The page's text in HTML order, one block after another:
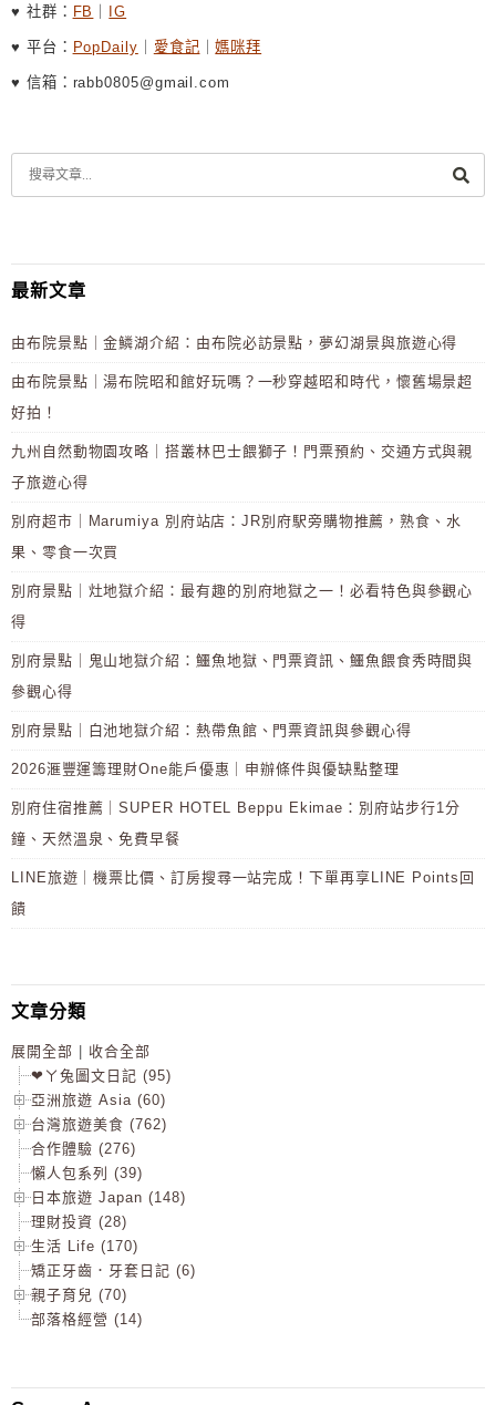
♥ 社群： FB IG
♥ 平台： PopDaily 愛食記 ｜媽咪拜
♥ 信箱：rabb0805@gmail.com
最新文章
由布院景點｜金鱗湖介紹：由布院必訪景點，夢幻湖景與旅遊心得
由布院景點｜湯布院昭和館好玩嗎？一秒穿越昭和時代，懷舊場景超
好拍！
九州自然動物園攻略｜搭叢林巴士餵獅子！門票預約、交通方式與親
子旅遊心得
別府超市｜Marumiya 別府站店：JR別府駅旁購物推薦，熟食、水
果、零食一次買
別府景點｜灶地獄介紹：最有趣的別府地獄之一！必看特色與參觀心
得
別府景點｜鬼山地獄介紹：鱷魚地獄、門票資訊、鱷魚餵食秀時間與
參觀心得
別府景點｜白池地獄介紹：熱帶魚館、門票資訊與參觀心得
2026滙豐運籌理財One能戶優惠｜申辦條件與優缺點整理
別府住宿推薦｜SUPER HOTEL Beppu Ekimae：別府站步行1分
鐘、天然溫泉、免費早餐
LINE旅遊｜機票比價、訂房搜尋一站完成！下單再享LINE Points回
饋
文章分類
展開全部 | 收合全部
❤ㄚ兔圖文日記 (95)
亞洲旅遊 Asia (60)
台灣旅遊美食 (762)
合作體驗 (276)
懶人包系列 (39)
日本旅遊 Japan (148)
理財投資 (28)
生活 Life (170)
矯正牙齒．牙套日記 (6)
親子育兒 (70)
部落格經營 (14)